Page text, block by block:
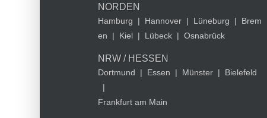
NORDEN
Hamburg | Hannover | Lüneburg |
Brem
en
| Kiel | Lübeck | Osnabrück
NRW / HESSEN
Dortmund | Essen | Münster |
Bielefeld
|
Frankfurt am Main